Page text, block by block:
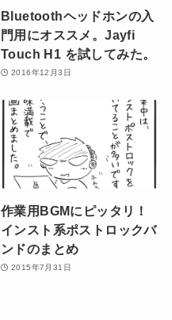
Bluetoothヘッドホンの入
門用にオススメ。Jayfi
Touch H1 を試してみた。
2016年12月3日
作業用BGMにピッタリ！
インスト系ポストロックバ
ンドのまとめ
2015年7月31日